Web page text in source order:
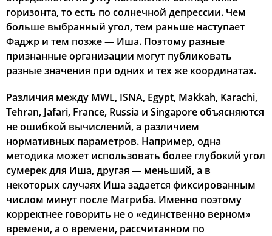
горизонта, то есть по солнечной депрессии. Чем
больше выбранный угол, тем раньше наступает
Фаджр и тем позже — Иша. Поэтому разные
признанные организации могут публиковать
разные значения при одних и тех же координатах.
Различия между MWL, ISNA, Egypt, Makkah, Karachi,
Tehran, Jafari, France, Russia и Singapore объясняются
не ошибкой вычислений, а различием
нормативных параметров. Например, одна
методика может использовать более глубокий угол
сумерек для Иша, другая — меньший, а в
некоторых случаях Иша задается фиксированным
числом минут после Магриба. Именно поэтому
корректнее говорить не о «единственно верном»
времени, а о времени, рассчитанном по